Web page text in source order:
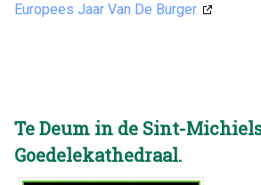
Europees Jaar Van De Burger.
Te Deum in de Sint-
Goedelekathedraal.